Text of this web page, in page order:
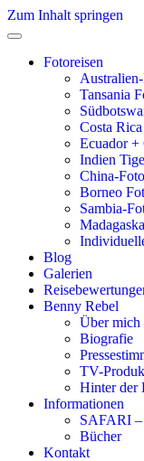
Zum Inhalt springen
Fotoreisen
Tansania
Costa
Ecuador +
Indien
China-
Borneo
Sambia-
Blog
Galerien
Benny Rebel
Über mich
Biografie
TV-
Hinter der
Informationen
SAFARI –
Bücher
Kontakt